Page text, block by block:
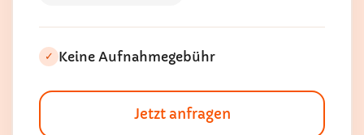
✓ Keine Aufnahmegebühr
Jetzt anfragen